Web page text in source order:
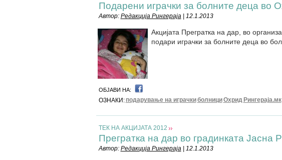
Подарени играчки за болните деца во
Автор: Редакција Рингераја| 12.1.2013
Акцијата Прегратка на дар, во
подари играчки за болните деца во
ОБЈАВИ НА:
ОЗНАКИ: подарување на играчкиболнициОхрид Рингераја.мк
ТЕК НА АКЦИЈАТА 2012
Прегратка на дар во градинката Јасна
Автор: Редакција Рингераја| 12.1.2013